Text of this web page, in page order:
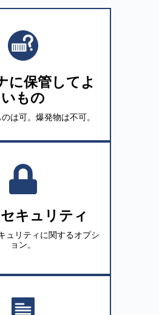
に保管してよ
いもの
は可。爆発物は不可。
キュリティ
ュリティに関するオプシ
ョン。